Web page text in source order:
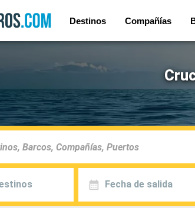
Destinos Compañías
Fecha de salida